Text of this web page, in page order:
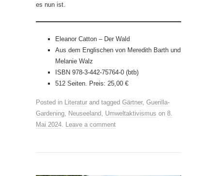
es nun ist.
Eleanor Catton – Der Wald
Aus dem Englischen von Meredith Barth und
Melanie Walz
ISBN 978-3-442-75764-0 (btb)
512 Seiten. Preis: 25,00 €
Posted in Literatur and tagged Gärtner, Guerilla-
Gardening
Neuseeland Umweltaktivismus on 8.
Mai 2024
Leave a comment